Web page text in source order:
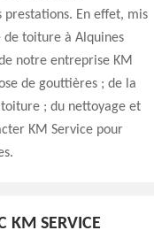
prestations. En effet, mis
de toiture à Alquines
notre entreprise KM
de gouttières ; de la
; du nettoyage et
KM Service pour
KM SERVICE